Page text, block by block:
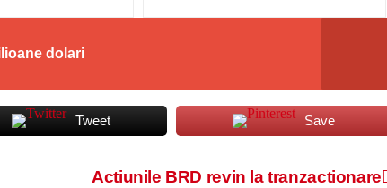
dolari
Tweet Save
Actiunile BRD revin la tranzactionare